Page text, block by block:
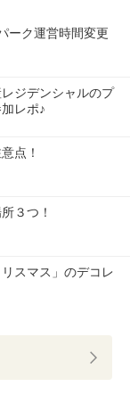
ーク運営時間変更
ジデンシャルのプ
レポ♪
点！
３つ！
スマス」のデコレ